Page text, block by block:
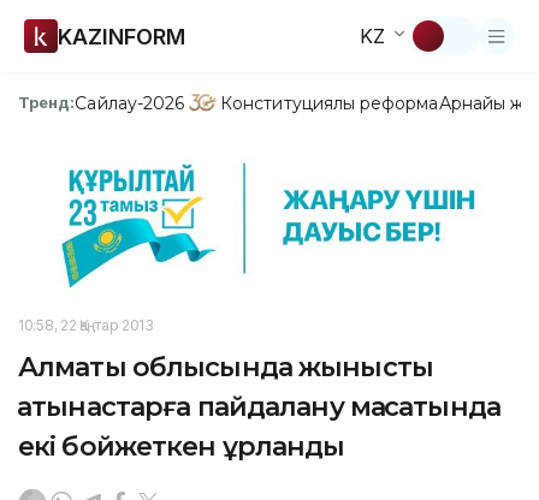
KAZINFORM KZ
Тренд:Сайлау-2026 Конституциялық реформаАрнайы
10:58, 22 Қаңтар 2013
Алматы облысында жыныстық
қатынастарға пайдалану мақсатында
екі бойжеткен ұрланды